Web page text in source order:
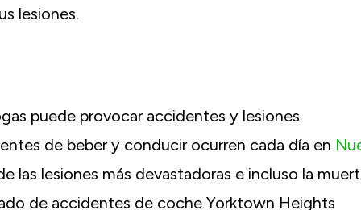
lesiones.
puede provocar accidentes y lesiones
de beber y conducir ocurren cada día en
las lesiones más devastadoras e incluso la
de accidentes de coche Yorktown Heights